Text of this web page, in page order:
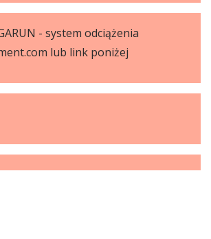
- system odciążenia
lub link poniżej